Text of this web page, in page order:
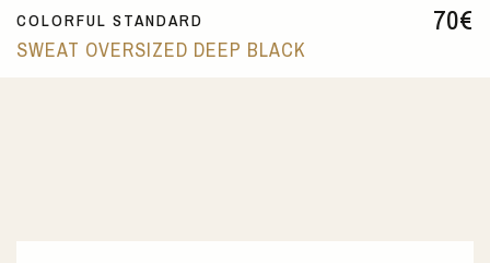
70€
COLORFUL STANDARD
SWEAT OVERSIZED DEEP BLACK